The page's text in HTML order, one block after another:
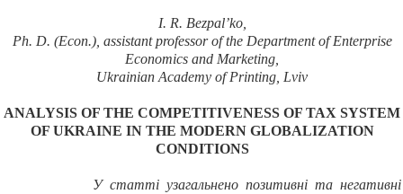
I. R. Bezpal’ko,
Ph. D. (Econ.), assistant professor ofthe Department of Enterprise
Economics and Marketing
Ukrainian Academy of Printing, Lviv
ANALYSIS OF THE COMPETITIVENESS OF TAX SYSTEM
OF UKRAINE IN THE MODERN GLOBALIZATION
CONDITIONS
У статті узагальнено позитивні та негативні